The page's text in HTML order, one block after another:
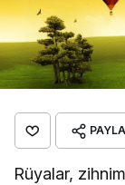
Rüyalar,